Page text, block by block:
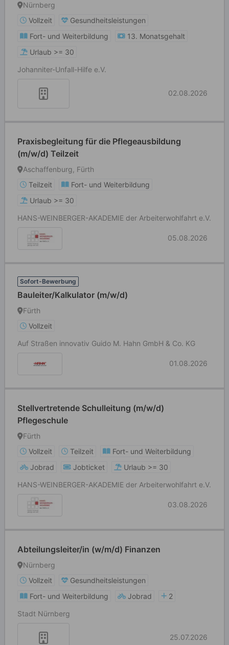
Nürnberg
Vollzeit
Gesundheitsleistungen
Fort- und Weiterbildung
13. Monatsgehalt
Urlaub >= 30
Johanniter-Unfall-Hilfe e.V.
02.08.2026
Praxisbegleitung für die Pflegeausbildung
(m/w/d) Teilzeit
Aschaffenburg, Fürth
Teilzeit
Fort- und Weiterbildung
Urlaub >= 30
HANS-WEINBERGER-AKADEMIE der Arbeiterwohlfahrt e.V.
05.08.2026
Sofort-Bewerbung
Bauleiter/Kalkulator (m/w/d)
Fürth
Vollzeit
Auf Straßen innovativ Guido M. Hahn GmbH & Co. KG
01.08.2026
Stellvertretende Schulleitung (m/w/d)
Pflegeschule
Fürth
Vollzeit
Teilzeit
Fort- und Weiterbildung
Jobrad
Jobticket
Urlaub >= 30
HANS-WEINBERGER-AKADEMIE der Arbeiterwohlfahrt e.V.
03.08.2026
Abteilungsleiter/in (w/m/d) Finanzen
Nürnberg
Vollzeit
Gesundheitsleistungen
Fort- und Weiterbildung
Jobrad
2
Stadt Nürnberg
25.07.2026